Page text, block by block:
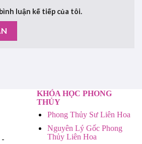
luận kế tiếp của tôi.
-
KHÓA HỌC PHONG
THỦY
Phong Thủy Sư Liên Hoa
Nguyên Lý Gốc Phong
Thủy Liên Hoa